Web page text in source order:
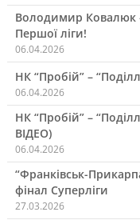
Володимир Ковалюк
Першої ліги!
06.04.2026
НК “Пробій” –
06.04.2026
НК “Пробій” –
ВІДЕО)
06.04.2026
“Франківськ-
фінал Суперліги
27.03.2026